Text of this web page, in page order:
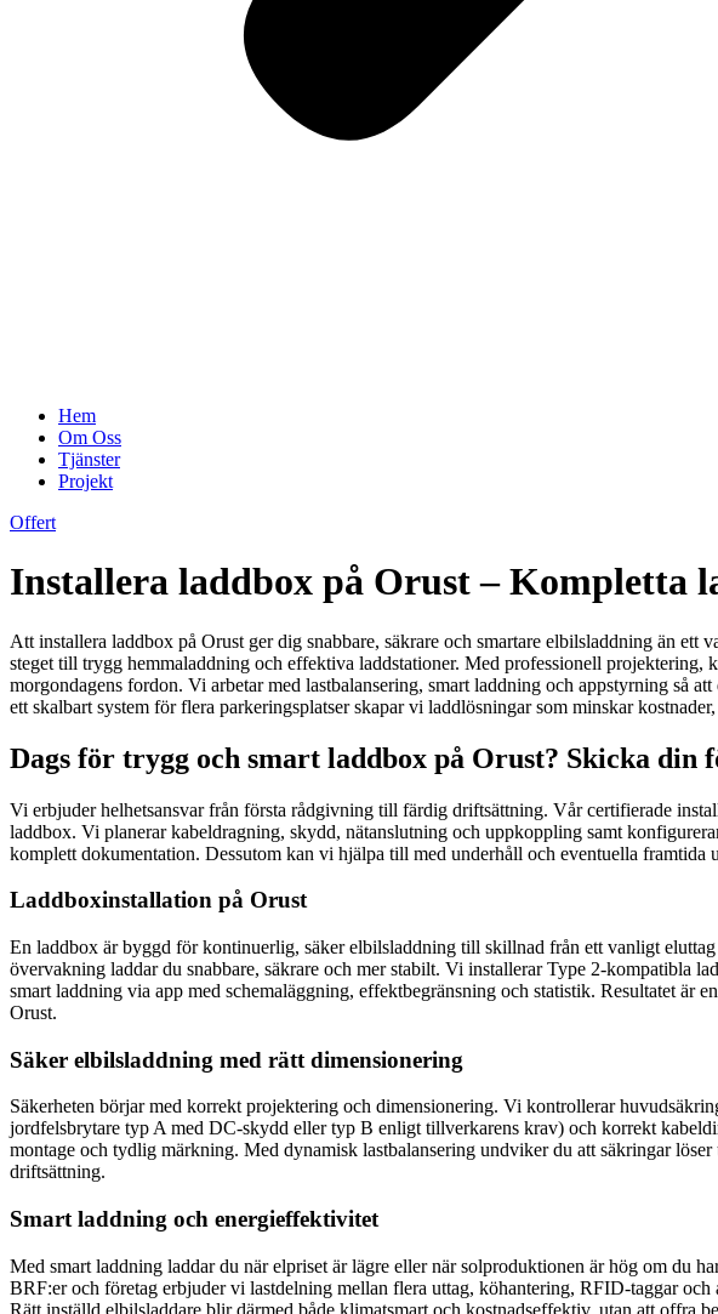
Hem
Om Oss
Tjänster
Projekt
Offert
Installera laddbox på Orust – Kompletta
Att installera laddbox på Orust ger dig snabbare, säkrare och smartare elbilsladdning än
steget till trygg hemmaladdning och effektiva laddstationer. Med professionell
morgondagens fordon. Vi arbetar med lastbalansering, smart laddning och appstyrning så
ett skalbart system för flera parkeringsplatser skapar vi laddlösningar som minskar
Dags för trygg och smart laddbox på Orust? Skicka
Vi erbjuder helhetsansvar från första rådgivning till färdig driftsättning. Vår certifierade
laddbox. Vi planerar kabeldragning, skydd, nätanslutning och uppkoppling samt
komplett dokumentation. Dessutom kan vi hjälpa till med underhåll och eventuella
Laddboxinstallation på Orust
En laddbox är byggd för kontinuerlig, säker elbilsladdning till skillnad från ett vanligt
övervakning laddar du snabbare, säkrare och mer stabilt. Vi installerar Type 2‑kompatibla
smart laddning via app med schemaläggning, effektbegränsning och statistik. Resultatet
Orust.
Säker elbilsladdning med rätt dimensionering
Säkerheten börjar med korrekt projektering och dimensionering. Vi kontrollerar
jordfelsbrytare typ A med DC-skydd eller typ B enligt tillverkarens krav) och korrekt
montage och tydlig märkning. Med dynamisk lastbalansering undviker du att säkringar
driftsättning.
Smart laddning och energieffektivitet
Med smart laddning laddar du när elpriset är lägre eller när solproduktionen är hög om du
BRF:er och företag erbjuder vi lastdelning mellan flera uttag, köhantering, RFID‑taggar
Rätt inställd elbilsladdare blir därmed både klimatsmart och kostnadseffektiv, utan att offra